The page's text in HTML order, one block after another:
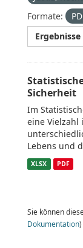
Formate:
Sicherheit
Im
eine
Lebens und
XLSX PDF
Sie können
Dokumentation